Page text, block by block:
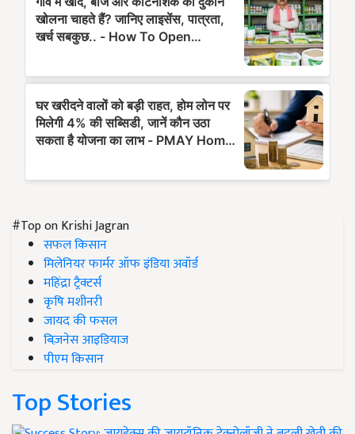
#Top on Krishi Jagran
सफल किसान
मिलेनियर फार्मर ऑफ इंडिया अवॉर्ड
महिंद्रा ट्रैक्टर्स
कृषि मशीनरी
जायद की फसल
बिज़नेस आइडियाज
पीएम किसान
Top Stories